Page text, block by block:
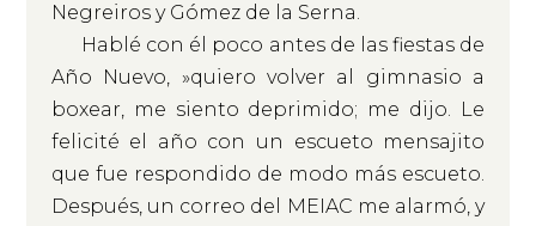
Negreiros y Gómez de la Serna.
Hablé con él poco antes de las fiestas de
Año Nuevo, »quiero volver al gimnasio a
boxear, me siento deprimido; me dijo. Le
felicité el año con un escueto mensajito
que fue respondido de modo más escueto.
Después, un correo del MEIAC me alarmó, y